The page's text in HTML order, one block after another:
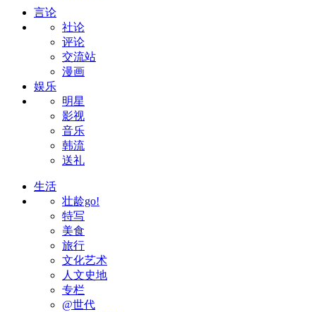
言论
社论
评论
交流站
漫画
娱乐
明星
影视
音乐
韩流
送礼
生活
壮龄go!
特写
美食
旅行
文化艺术
人文史地
专栏
@世代